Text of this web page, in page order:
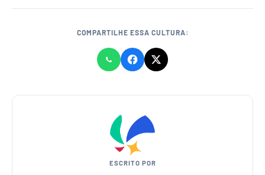
COMPARTILHE ESSA CULTURA:
ESCRITO POR